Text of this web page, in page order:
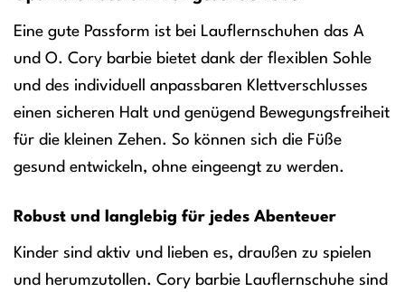
Eine gute Passform ist bei Lauflernschuhen das A
und O. Cory barbie bietet dank der flexiblen Sohle
und des individuell anpassbaren Klettverschlusses
einen sicheren Halt und genügend Bewegungsfreiheit
für die kleinen Zehen. So können sich die Füße
gesund entwickeln, ohne eingeengt zu werden.
Robust und langlebig für jedes Abenteuer
Kinder sind aktiv und lieben es, draußen zu spielen
und herumzutollen. Cory barbie Lauflernschuhe sind